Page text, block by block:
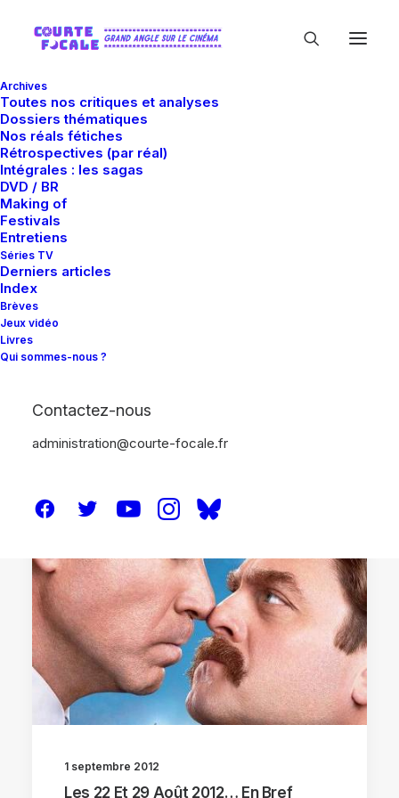
Archives
Toutes nos critiques et analyses
Dossiers thématiques
Nos réals fétiches
Rétrospectives (par réal)
Intégrales : les sagas
DVD / BR
Making of
Festivals
Entretiens
Séries TV
Derniers articles
Index
Brèves
Jeux vidéo
Livres
Qui sommes-nous ?
Contactez-nous
administration@courte-focale.fr
1 septembre 2012
Les 22 Et 29 Août 2012… En Bref